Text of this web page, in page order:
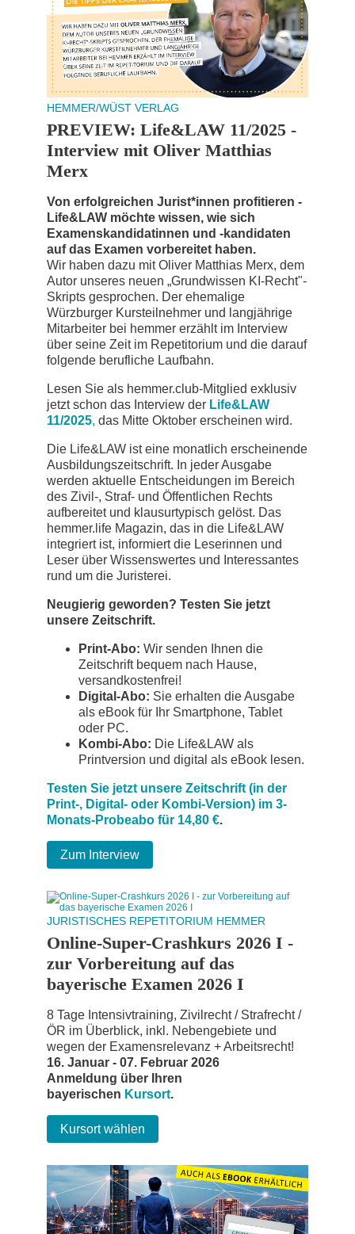
HEMMER/WÜST VERLAG
PREVIEW: Life&LAW 11/2025 -
Interview mit Oliver Matthias
Merx
Von erfolgreichen Jurist*innen profitieren -
Life&LAW möchte wissen, wie sich
Examenskandidatinnen und -kandidaten
auf das Examen vorbereitet haben.
Wir haben dazu mit Oliver Matthias Merx, dem
Autor unseres neuen „Grundwissen KI-Recht"-
Skripts gesprochen. Der ehemalige
Würzburger Kursteilnehmer und langjährige
Mitarbeiter bei hemmer erzählt im Interview
über seine Zeit im Repetitorium und die darauf
folgende berufliche Laufbahn.
Lesen Sie als hemmer.club-Mitglied exklusiv
jetzt schon das Interview der Life&LAW
11/2025, das Mitte Oktober erscheinen wird.
Die Life&LAW ist eine monatlich erscheinende
Ausbildungszeitschrift. In jeder Ausgabe
werden aktuelle Entscheidungen im Bereich
des Zivil-, Straf- und Öffentlichen Rechts
aufbereitet und klausurtypisch gelöst. Das
hemmer.life Magazin, das in die Life&LAW
integriert ist, informiert die Leserinnen und
Leser über Wissenswertes und Interessantes
rund um die Juristerei.
Neugierig geworden? Testen Sie jetzt
unsere Zeitschrift.
Print-Abo: Wir senden Ihnen die
Zeitschrift bequem nach Hause,
versandkostenfrei!
Digital-Abo: Sie erhalten die Ausgabe
als eBook für Ihr Smartphone, Tablet
oder PC.
Kombi-Abo: Die Life&LAW als
Printversion und digital als eBook lesen.
Testen Sie jetzt unsere Zeitschrift (in der
Print-, Digital- oder Kombi-Version) im 3-
Monats-Probeabo für 14,80 €.
Zum Interview
JURISTISCHES REPETITORIUM HEMMER
Online-Super-Crashkurs 2026 I -
zur Vorbereitung auf das
bayerische Examen 2026 I
8 Tage Intensivtraining, Zivilrecht / Strafrecht /
ÖR im Überblick, inkl. Nebengebiete und
wegen der Examensrelevanz + Arbeitsrecht!
16. Januar - 07. Februar 2026
Anmeldung über Ihren
bayerischen Kursort.
Kursort wählen